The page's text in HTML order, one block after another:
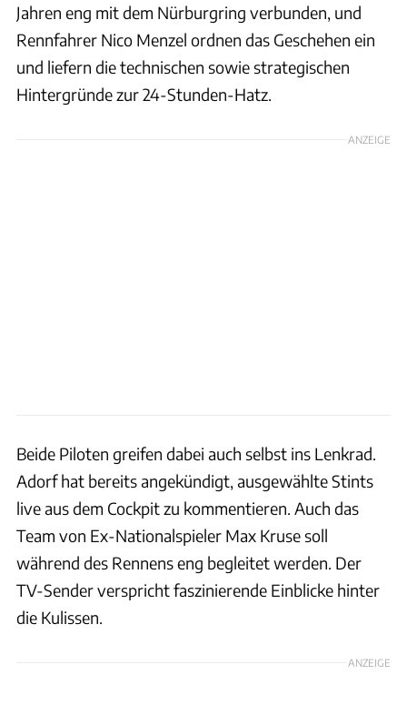
Jahren eng mit dem Nürburgring verbunden, und
Rennfahrer Nico Menzel ordnen das Geschehen ein
und liefern die technischen sowie strategischen
Hintergründe zur 24-Stunden-Hatz.
ANZEIGE
Beide Piloten greifen dabei auch selbst ins Lenkrad.
Adorf hat bereits angekündigt, ausgewählte Stints
live aus dem Cockpit zu kommentieren. Auch das
Team von Ex-Nationalspieler Max Kruse soll
während des Rennens eng begleitet werden. Der
TV-Sender verspricht faszinierende Einblicke hinter
die Kulissen.
ANZEIGE